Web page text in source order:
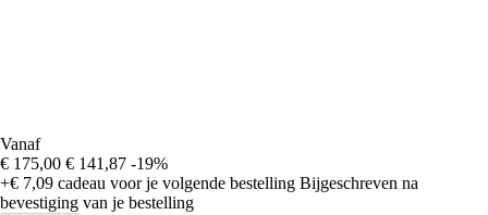
Vanaf
€ 175,00 € 141,87 -19%
+€ 7,09 cadeau voor je volgende bestelling Bijgeschreven na
bevestiging van je bestelling